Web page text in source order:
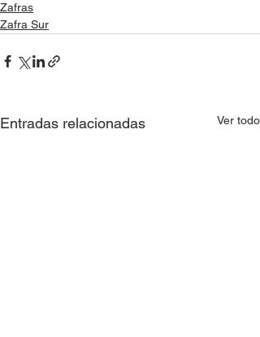
Zafras
Zafra Sur
Entradas relacionadas Ver todo